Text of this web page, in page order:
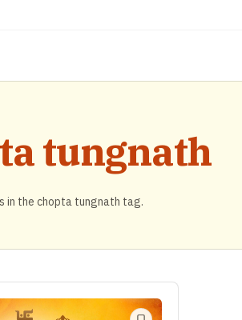
tungnath
in the chopta tungnath tag.